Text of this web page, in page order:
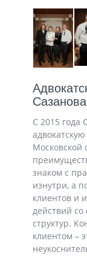
С 2015 года
Московской
знаком с
изнутри, а
клиентов и
действий
структур.
клиентом –